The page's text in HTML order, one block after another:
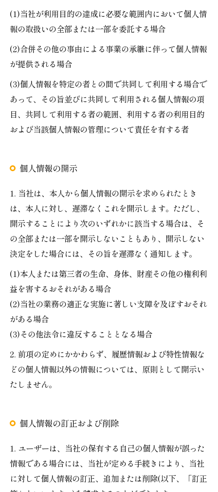
(1)当社が利用目的の達成に必要な範囲内において個人情
報の取扱いの全部または一部を委託する場合
(2)合併その他の事由による事業の承継に伴って個人情報
が提供される場合
(3)個人情報を特定の者との間で共同して利用する場合で
あって、その旨並びに共同して利用される個人情報の項
目、共同して利用する者の範囲、利用する者の利用目的
および当該個人情報の管理について責任を有する者
個人情報の開示
1. 当社は、本人から個人情報の開示を求められたとき
は、本人に対し、遅滞なくこれを開示します。ただし、
開示することにより次のいずれかに該当する場合は、そ
の全部または一部を開示しないこともあり、開示しない
決定をした場合には、その旨を遅滞なく通知します。
(1)本人または第三者の生命、身体、財産その他の権利利
益を害するおそれがある場合
(2)当社の業務の適正な実施に著しい支障を及ぼすおそれ
がある場合
(3)その他法令に違反することとなる場合
2. 前項の定めにかかわらず、履歴情報および特性情報な
どの個人情報以外の情報については、原則として開示い
たしません。
個人情報の訂正および削除
1. ユーザーは、当社の保有する自己の個人情報が誤った
情報である場合には、当社が定める手続きにより、当社
に対して個人情報の訂正、追加または削除(以下、「訂正
お問い合わせ・ご相談はこちら